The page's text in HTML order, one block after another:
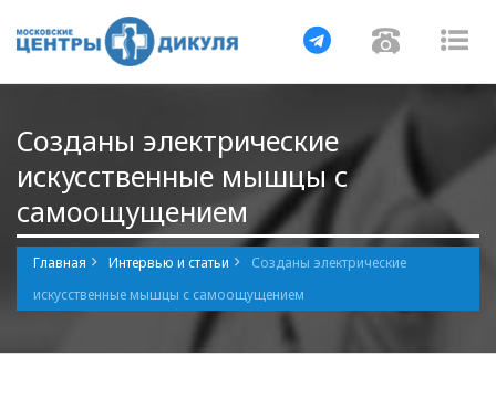
Навигация
Созданы электрические
искусственные мышцы с
самоощущением
Главная Интервью и статьи
Созданы электрические
искусственные мышцы с самоощущением